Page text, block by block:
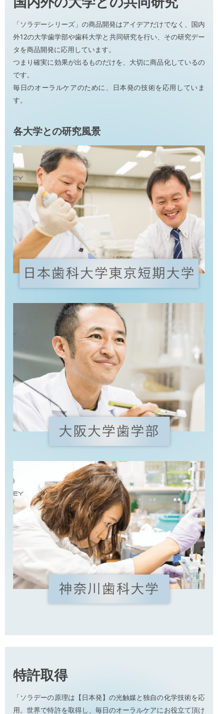
「ソラデーシリーズ」の商品開発はアイデアだけでなく、国内
外12の大学歯学部や歯科大学と共同研究を行い、その研究デー
タを商品開発に応用しています。
つまり確実に効果が出るものだけを、大切に商品化しているの
です。
毎日のオーラルケアのために、日本発の技術を応用していま
す。
各大学との研究風景
特許取得
「ソラデーの原理は【日本発】の光触媒と独自の化学技術を応
用。世界で特許を取得し、毎日のオーラルケアにお役立て頂け